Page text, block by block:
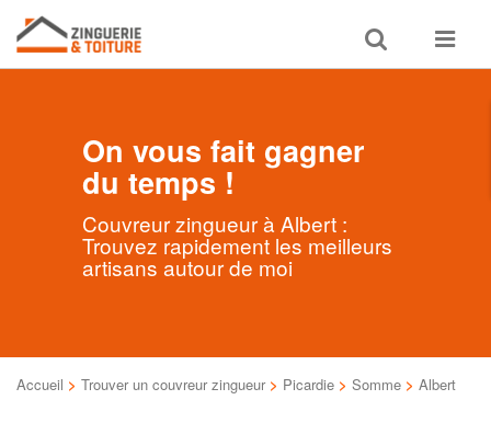
Toggle
search
Toggle
On vous fait gagner
du temps !
Couvreur zingueur à Albert :
Trouvez rapidement les meilleurs
artisans autour de moi
Accueil > Trouver un couvreur zingueur > Picardie > Somme > Albert